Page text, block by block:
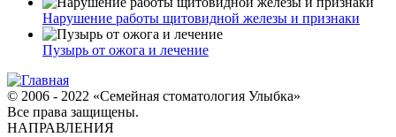
Нарушение работы щитовидной железы и признаки
Пузырь от ожога и лечение
© 2006 - 2022 «Семейная стоматология Улыбка»
Все права защищены.
НАПРАВЛЕНИЯ